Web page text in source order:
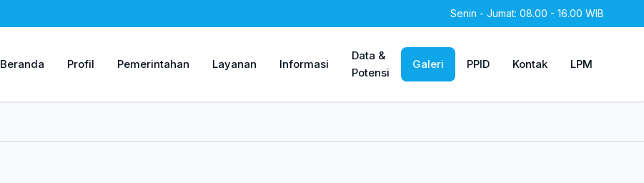
Senin - Jumat: 08.00 - 16.00 WIB
Beranda Profil Pemerintahan Layanan Informasi
Data &
Potensi
Galeri PPID Kontak LPM